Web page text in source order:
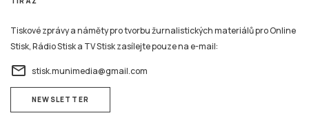
Tiskové zprávy a náměty pro tvorbu žurnalistických materiálů pro Online
Stisk, Rádio Stisk a TV Stisk zasílejte pouze na e-mail:
email stisk.munimedia@gmail.com
NEWSLETTER